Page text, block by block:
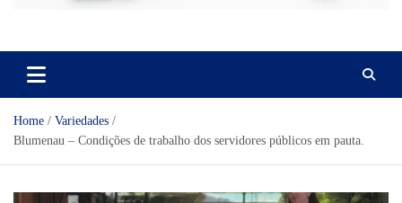
Home
Variedades
Blumenau – Condições de trabalho dos servidores públicos em pauta.